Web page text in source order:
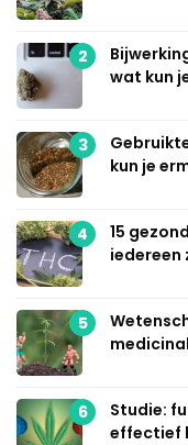
2
wat kun
3
kun je
4
15
iedereen
5
6
Studie:
effectief